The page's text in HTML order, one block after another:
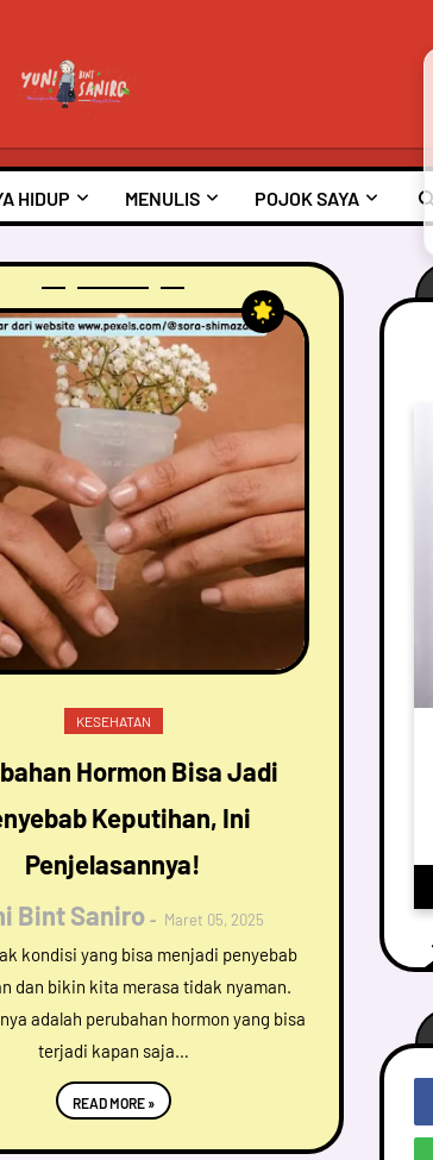
HIDUP MENULIS POJOK SAYA
KESEHATAN
Hormon Bisa Jadi
Keputihan, Ini
Penjelasannya!
Bint Saniro
Maret 05, 2025
kondisi yang bisa menjadi penyebab
dan bikin kita merasa tidak nyaman.
adalah perubahan hormon yang bisa
terjadi kapan saja…
READ MORE »